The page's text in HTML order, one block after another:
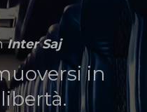
Inter Saj
in
Inter Saj
in
Inter Saj
in